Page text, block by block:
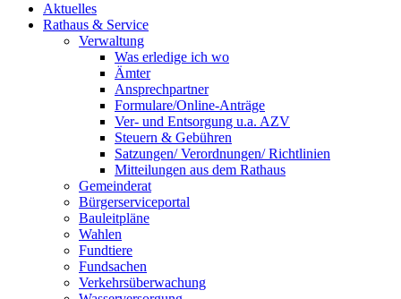
Aktuelles
Rathaus & Service
Verwaltung
Was erledige ich wo
Ämter
Ansprechpartner
Formulare/Online-Anträge
Ver- und Entsorgung u.a. AZV
Steuern & Gebühren
Satzungen/ Verordnungen/ Richtlinien
Mitteilungen aus dem Rathaus
Gemeinderat
Bürgerserviceportal
Bauleitpläne
Wahlen
Fundtiere
Fundsachen
Verkehrsüberwachung